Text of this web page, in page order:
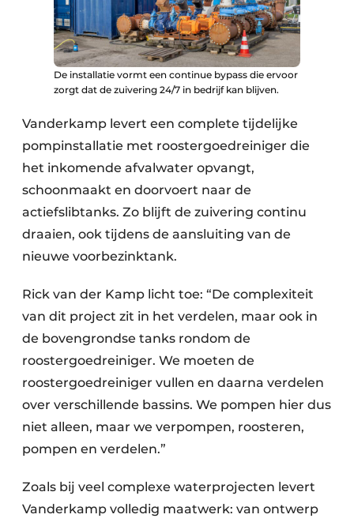
De installatie vormt een continue bypass die ervoor
zorgt dat de zuivering 24/7 in bedrijf kan blijven.
Vanderkamp levert een complete tijdelijke
pompinstallatie met roostergoedreiniger die
het inkomende afvalwater opvangt,
schoonmaakt en doorvoert naar de
actiefslibtanks. Zo blijft de zuivering continu
draaien, ook tijdens de aansluiting van de
nieuwe voorbezinktank.
Rick van der Kamp licht toe: “De complexiteit
van dit project zit in het verdelen, maar ook in
de bovengrondse tanks rondom de
roostergoedreiniger. We moeten de
roostergoedreiniger vullen en daarna verdelen
over verschillende bassins. We pompen hier dus
niet alleen, maar we verpompen, roosteren,
pompen en verdelen.”
Zoals bij veel complexe waterprojecten levert
Vanderkamp volledig maatwerk: van ontwerp